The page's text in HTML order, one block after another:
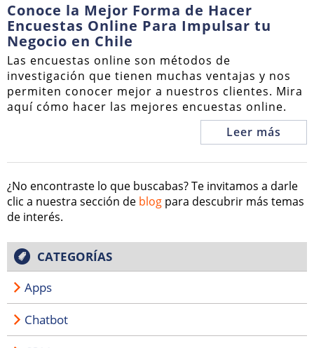
Conoce la Mejor Forma de Hacer
Encuestas Online Para Impulsar tu
Negocio en Chile
Las encuestas online son métodos de
investigación que tienen muchas ventajas y nos
permiten conocer mejor a nuestros clientes. Mira
aquí cómo hacer las mejores encuestas online.
Leer más
¿No encontraste lo que buscabas? Te invitamos a darle
clic a nuestra sección de blog para descubrir más temas
de interés.
CATEGORÍAS
Apps
Chatbot